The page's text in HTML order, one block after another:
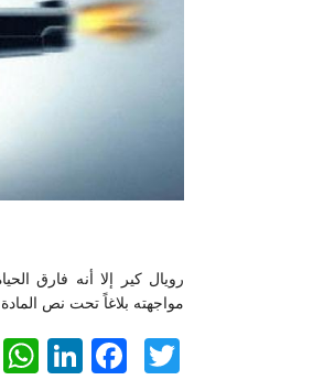
رويال كير إلا أنه فارق
مواجهته بلاغاً تحت نص المادة (130) من القانون الجنائي المتعلقة بالقتل العمد، وإحالته
Twitter